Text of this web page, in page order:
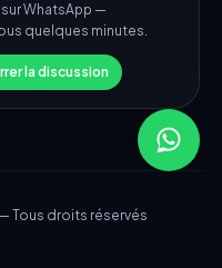
Tous droits réservés
WhatsApp —
quelques minutes.
la discussion